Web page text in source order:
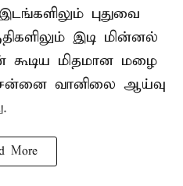
புதுவை
இடி மின்னல்
கூடிய மிதமான மழை
வானிலை ஆய்வு
More